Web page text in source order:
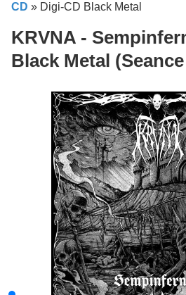
CD » Digi-CD Black Metal
KRVNA -
Black Metal